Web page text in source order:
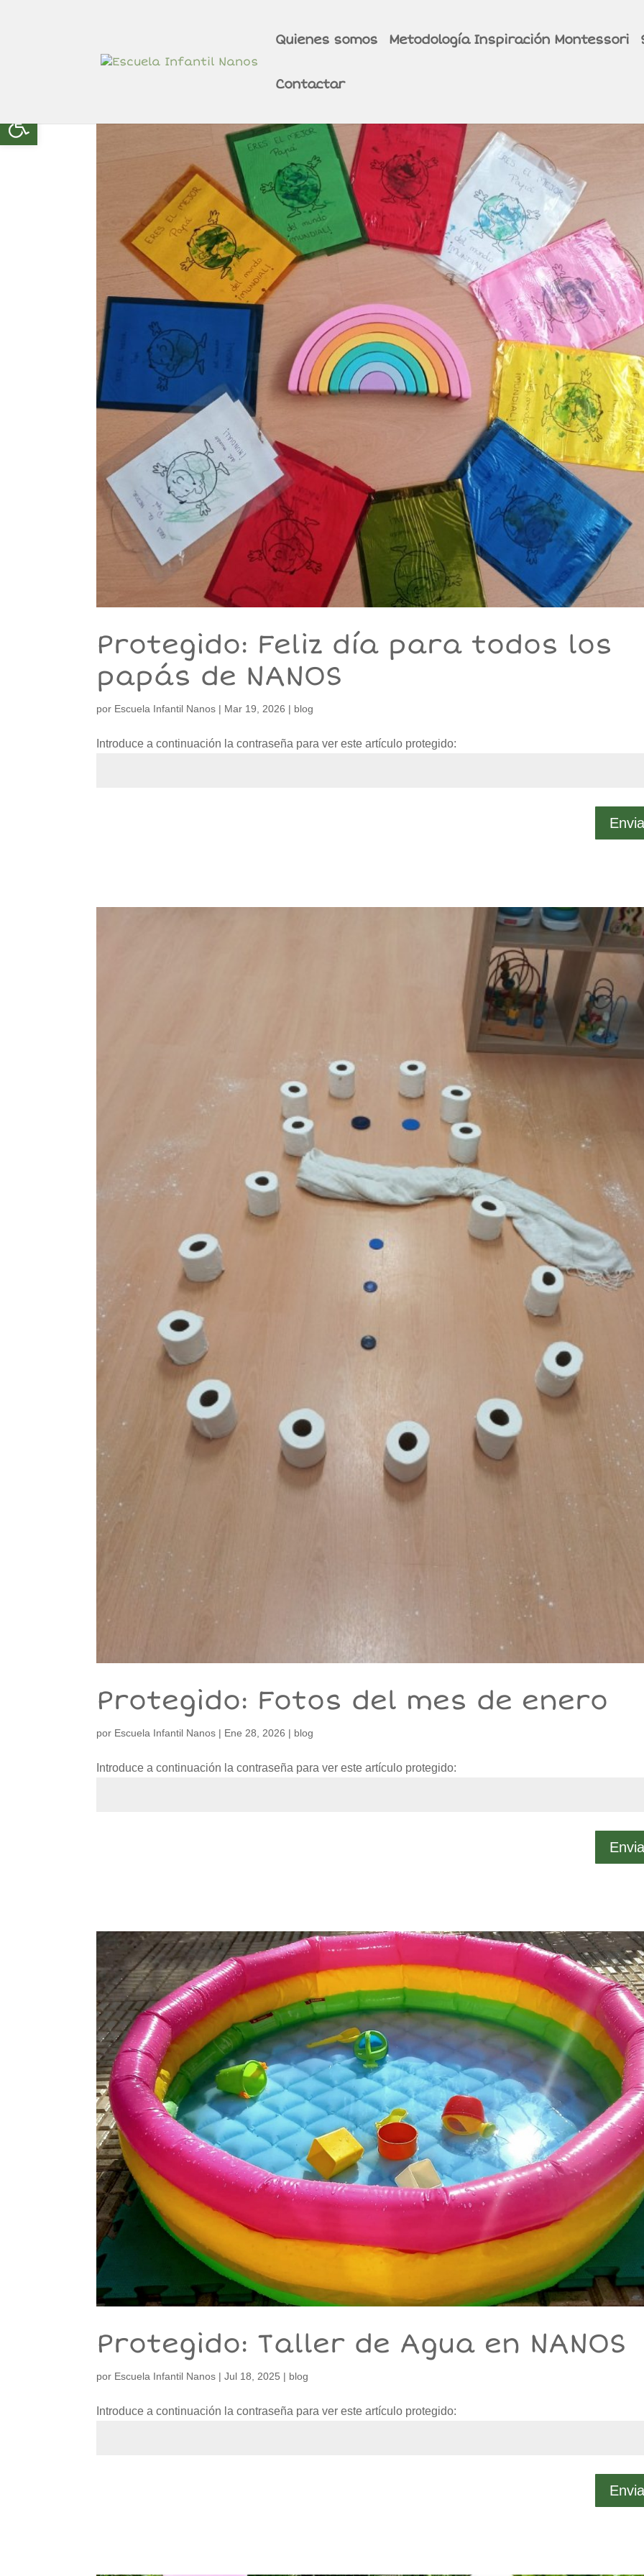
Quienes somos Metodología Inspiración Montessori
Contactar
Protegido: Feliz día para todos los
papás de NANOS
por Escuela Infantil Nanos | Mar 19, 2026 | blog
Introduce a continuación la contraseña para ver este artículo protegido:
Protegido: Fotos del mes de enero
por Escuela Infantil Nanos | Ene 28, 2026 | blog
Introduce a continuación la contraseña para ver este artículo protegido:
Protegido: Taller de Agua en NANOS
por Escuela Infantil Nanos |Jul 18, 2025 | blog
Introduce a continuación la contraseña para ver este artículo protegido: